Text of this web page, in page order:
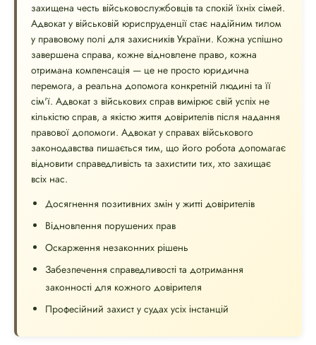
захищена честь військовослужбовців та спокій їхніх сімей.
Адвокат у військовій юриспруденції стає надійним тилом
у правовому полі для захисників України. Кожна успішно
завершена справа, кожне відновлене право, кожна
отримана компенсація — це не просто юридична
перемога, а реальна допомога конкретній людині та її
сім'ї. Адвокат з військових справ вимірює свій успіх не
кількістю справ, а якістю життя довірителів після надання
правової допомоги. Адвокат у справах військового
законодавства пишається тим, що його робота допомагає
відновити справедливість та захистити тих, хто захищає
всіх нас.
Досягнення позитивних змін у житті довірителів
Відновлення порушених прав
Оскарження незаконних рішень
Забезпечення справедливості та дотримання
законності для кожного довірителя
Професійний захист у судах усіх інстанцій